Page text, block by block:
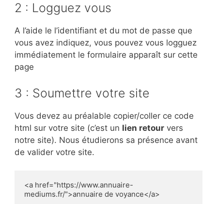
2 : Logguez vous
A l’aide le l’identifiant et du mot de passe que
vous avez indiquez, vous pouvez vous logguez
immédiatement le formulaire apparaît sur cette
page
3 : Soumettre votre site
Vous devez au préalable copier/coller ce code
html sur votre site (c’est un lien retour vers
notre site). Nous étudierons sa présence avant
de valider votre site.
<a href="https://www.annuaire-
mediums.fr/">annuaire de voyance</a>